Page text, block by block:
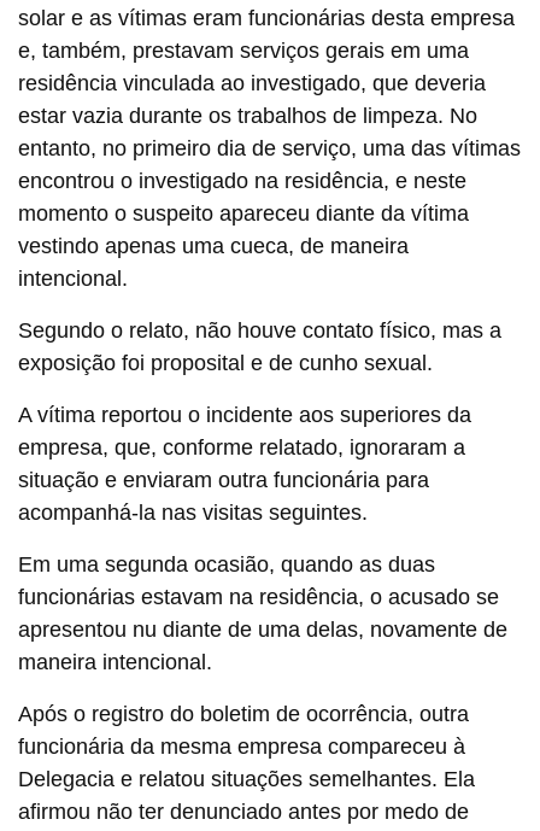
solar e as vítimas eram funcionárias desta empresa
e, também, prestavam serviços gerais em uma
residência vinculada ao investigado, que deveria
estar vazia durante os trabalhos de limpeza. No
entanto, no primeiro dia de serviço, uma das vítimas
encontrou o investigado na residência, e neste
momento o suspeito apareceu diante da vítima
vestindo apenas uma cueca, de maneira
intencional.
Segundo o relato, não houve contato físico, mas a
exposição foi proposital e de cunho sexual.
A vítima reportou o incidente aos superiores da
empresa, que, conforme relatado, ignoraram a
situação e enviaram outra funcionária para
acompanhá-la nas visitas seguintes.
Em uma segunda ocasião, quando as duas
funcionárias estavam na residência, o acusado se
apresentou nu diante de uma delas, novamente de
maneira intencional.
Após o registro do boletim de ocorrência, outra
funcionária da mesma empresa compareceu à
Delegacia e relatou situações semelhantes. Ela
afirmou não ter denunciado antes por medo de